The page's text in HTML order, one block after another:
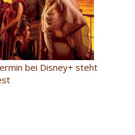
bei Disney+ steht